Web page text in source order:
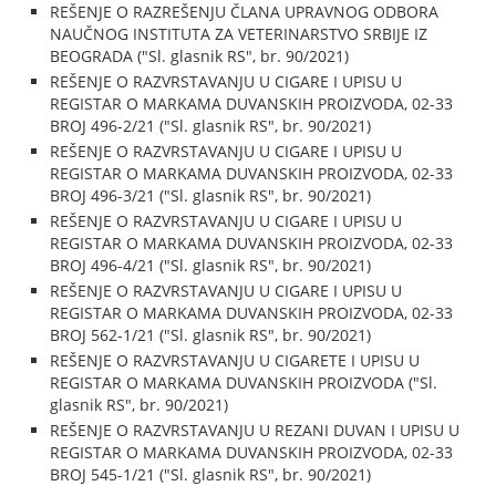
REŠENJE O RAZREŠENJU ČLANA UPRAVNOG ODBORA
NAUČNOG INSTITUTA ZA VETERINARSTVO SRBIJE IZ
BEOGRADA ("Sl. glasnik RS", br. 90/2021)
REŠENJE O RAZVRSTAVANJU U CIGARE I UPISU U
REGISTAR O MARKAMA DUVANSKIH PROIZVODA, 02-33
BROJ 496-2/21 ("Sl. glasnik RS", br. 90/2021)
REŠENJE O RAZVRSTAVANJU U CIGARE I UPISU U
REGISTAR O MARKAMA DUVANSKIH PROIZVODA, 02-33
BROJ 496-3/21 ("Sl. glasnik RS", br. 90/2021)
REŠENJE O RAZVRSTAVANJU U CIGARE I UPISU U
REGISTAR O MARKAMA DUVANSKIH PROIZVODA, 02-33
BROJ 496-4/21 ("Sl. glasnik RS", br. 90/2021)
REŠENJE O RAZVRSTAVANJU U CIGARE I UPISU U
REGISTAR O MARKAMA DUVANSKIH PROIZVODA, 02-33
BROJ 562-1/21 ("Sl. glasnik RS", br. 90/2021)
REŠENJE O RAZVRSTAVANJU U CIGARETE I UPISU U
REGISTAR O MARKAMA DUVANSKIH PROIZVODA ("Sl.
glasnik RS", br. 90/2021)
REŠENJE O RAZVRSTAVANJU U REZANI DUVAN I UPISU U
REGISTAR O MARKAMA DUVANSKIH PROIZVODA, 02-33
BROJ 545-1/21 ("Sl. glasnik RS", br. 90/2021)